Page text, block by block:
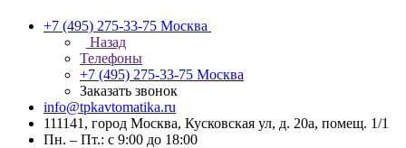
+7 (495) 275-33-75 Москва
Назад
Телефоны
+7 (495) 275-33-75 Москва
Заказать звонок
info@tpkavtomatika.ru
111141, город Москва, Кусковская ул, д. 20а, помещ. 1/1
Пн. – Пт.: с 9:00 до 18:00